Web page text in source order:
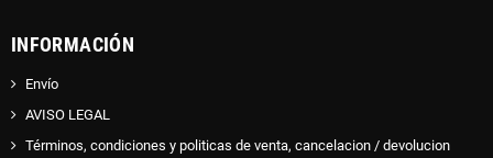
INFORMACIÓN
Envío
AVISO LEGAL
Términos, condiciones y politicas de venta, cancelacion / devolucion